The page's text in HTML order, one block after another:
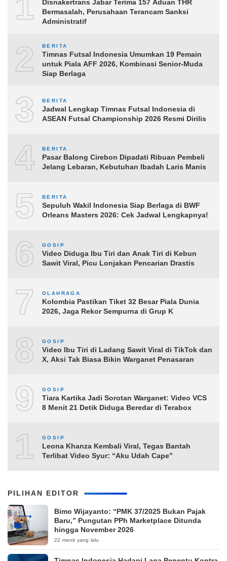
Disnakertrans Jabar Terima 157 Aduan THR
Bermasalah, Perusahaan Terancam Sanksi
Administratif
2 BERITA
Timnas Futsal Indonesia Umumkan 19 Pemain
untuk Piala AFF 2026, Kombinasi Senior-Muda
Siap Berlaga
3 BERITA
Jadwal Lengkap Timnas Futsal Indonesia di
ASEAN Futsal Championship 2026 Resmi Dirilis
4 BERITA
Pasar Balong Cirebon Dipadati Ribuan Pembeli
Jelang Lebaran, Kebutuhan Ibadah Laris Manis
5 BERITA
Sepuluh Wakil Indonesia Siap Berlaga di BWF
Orleans Masters 2026: Cek Jadwal Lengkapnya!
6 GOSIP
Video Diduga Ibu Tiri dan Anak Tiri di Kebun
Sawit Viral, Picu Lonjakan Pencarian Drastis
7 OLAHRAGA
Kolombia Pastikan Tiket 32 Besar Piala Dunia
2026, Jaga Rekor Sempurna di Grup K
8 GOSIP
Video Ibu Tiri di Ladang Sawit Viral di TikTok dan
X, Aksi Tak Biasa Bikin Warganet Penasaran
9 GOSIP
Tiara Kartika Jadi Sorotan Warganet: Video VCS
8 Menit 21 Detik Diduga Beredar di Terabox
10
GOSIP
Leona Khanza Kembali Viral, Tegas Bantah
Terlibat Video Syur: “Aku Udah Cape”
PILIHAN EDITOR
Bimo Wijayanto: “PMK 37/2025 Bukan Pajak
Baru,” Pungutan PPh Marketplace Ditunda
hingga November 2026
22 menit yang lalu